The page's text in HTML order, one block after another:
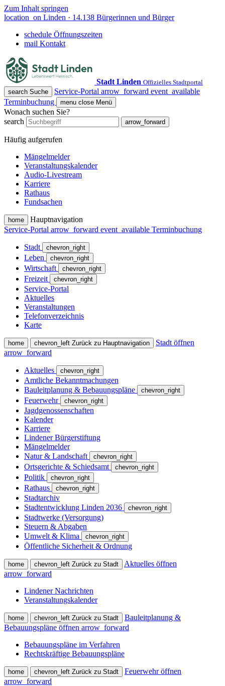
Zum Inhalt springen
location_on Linden · 14.138 Bürgerinnen und Bürger
schedule Öffnungszeiten
mail Kontakt
Stadt Linden Offizielles Stadtportal
search Suche Service-Portal arrow_forward event_available
Terminbuchung
menu close Menü
Wonach suchen Sie?
search
arrow_forward
Häufig aufgerufen
Mängelmelder
Veranstaltungskalender
Audio-Livestream
Karriere
Rathaus
Fundsachen
home
Hauptnavigation
Service-Portal arrow_forward event_available Terminbuchung
Stadt chevron_right
Leben chevron_right
Wirtschaft chevron_right
Freizeit chevron_right
Service-Portal
Aktuelles
Veranstaltungen
Telefonverzeichnis
Karte
home chevron_left Zurück zu Hauptnavigation
Stadt öffnen
arrow_forward
Aktuelles chevron_right
Amtliche Bekanntmachungen
Bauleitplanung & Bebauungspläne
chevron_right
Feuerwehr chevron_right
Jagdgenossenschaften
Kalender
Karriere
Lindener Bürgerstiftung
Mängelmelder
Natur & Landschaft
chevron_right
Ortsgerichte & Schiedsamt chevron_right
Politik chevron_right
Rathaus chevron_right
Stadtarchiv
Stadtentwicklung Linden 2036
chevron_right
Stadtwerke (Versorgung)
Steuern & Abgaben
Umwelt & Klima
chevron_right
Öffentliche Sicherheit & Ordnung
home chevron_left Zurück zu Stadt
Aktuelles öffnen
arrow_forward
Lindener Nachrichten
Veranstaltungskalender
home chevron_left Zurück zu Stadt
Bauleitplanung &
Bebauungspläne öffnen arrow_forward
Bebauungspläne im Verfahren
Rechtskräftige Bebauungspläne
home chevron_left Zurück zu Stadt
Feuerwehr öffnen
arrow_forward